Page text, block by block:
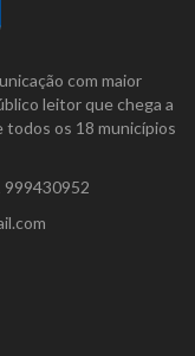
com maior
leitor que chega a
todos os 18 municípios
999430952